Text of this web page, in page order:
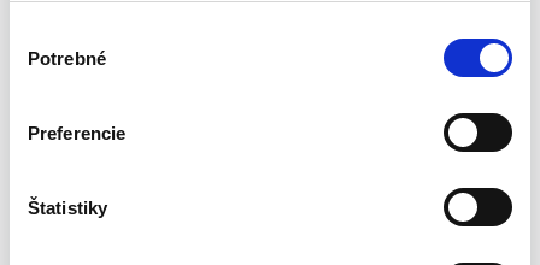
Potrebné
Preferencie
Štatistiky
S Food Safe vrstvou – možnosť kontaktu s potravinami
Odolná voči usadzovaniu rias a UV žiareniu
Technické dáta:
Pracovný tlak 10 bar